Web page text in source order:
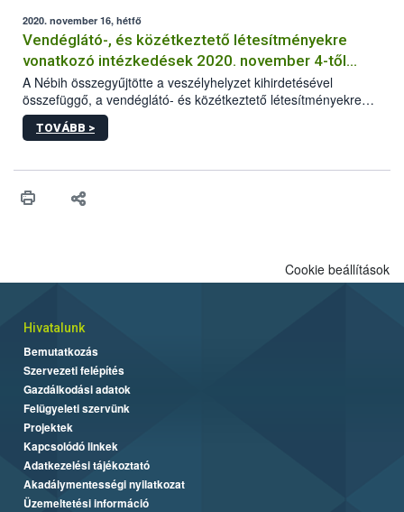
2020. november 16, hétfő
Vendéglátó-, és közétkeztető létesítményekre
vonatkozó intézkedések 2020. november 4-től
visszavonásig
A Nébih összegyűjtötte a veszélyhelyzet kihirdetésével
összefüggő, a vendéglátó- és közétkeztető létesítményekre
vonatkozó legfontosabb és aktuális információkat.
TOVÁBB >
Cookie beállítások
Hivatalunk
Bemutatkozás
Szervezeti felépítés
Gazdálkodási adatok
Felügyeleti szervünk
Projektek
Kapcsolódó linkek
Adatkezelési tájékoztató
Akadálymentességi nyilatkozat
Üzemeltetési információ